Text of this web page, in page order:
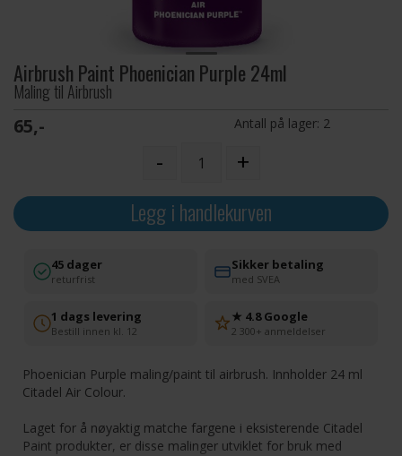
Airbrush Paint Phoenician Purple 24ml
Maling til Airbrush
65,- Antall på lager: 2
- +
Legg i handlekurven
45 dager
returfrist
Sikker betaling
med SVEA
1 dags levering
Bestill innen kl. 12
★ 4.8 Google
2 300+ anmeldelser
Phoenician Purple maling/paint til airbrush. Innholder 24 ml
Citadel Air Colour.
Laget for å nøyaktig matche fargene i eksisterende Citadel
Paint produkter, er disse malinger utviklet for bruk med